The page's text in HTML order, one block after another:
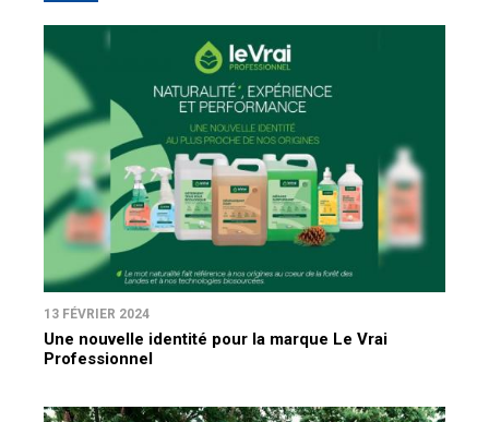
13 FÉVRIER 2024
Une nouvelle identité pour la marque Le Vrai
Professionnel